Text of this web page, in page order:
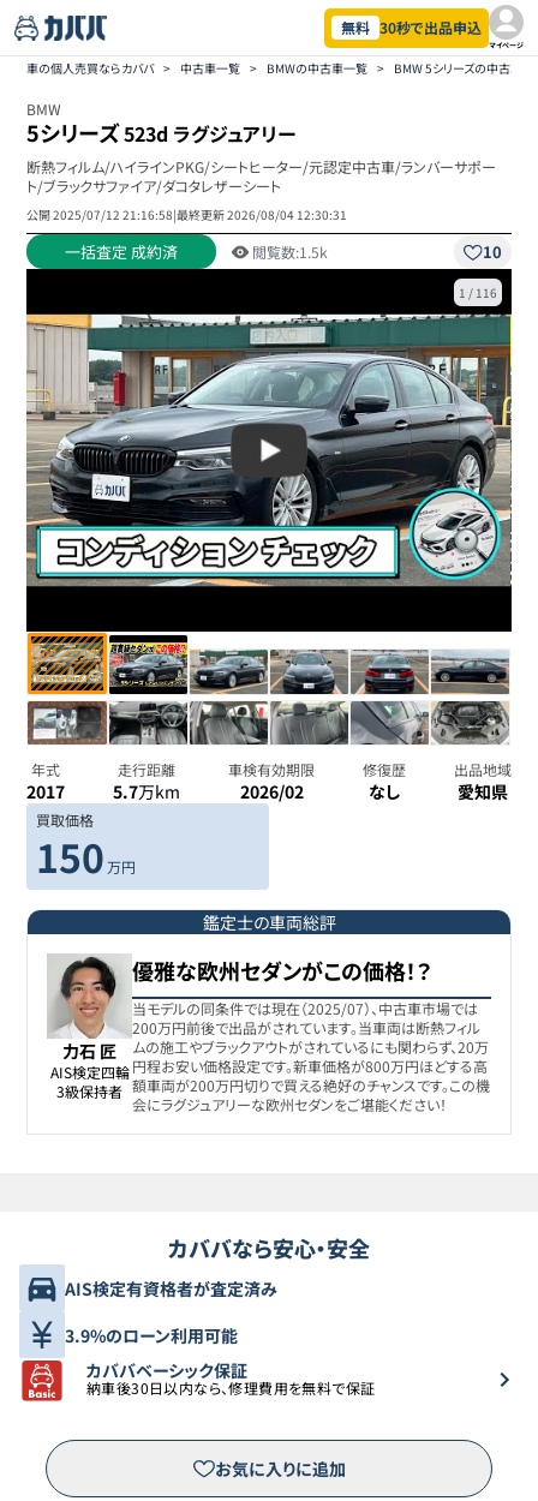
無料 30秒で出品申込
マイページ
車の個人売買ならカババ > 中古車一覧 > BMWの中古車一覧 > BMW 5シリーズの中古車
BMW
5シリーズ523d ラグジュアリー
断熱フィルム/ハイラインPKG/シートヒーター/元認定中古車/ランバーサポー
ト/ブラックサファイア/ダコタレザーシート
公開2025/07/12 21:16:58|最終更新2026/08/04 12:30:31
一括査定 成約済 閲覧数:1.5k 10
1 / 116
年式
2017
走行距離
5.7万km
車検有効期限
2026/02
修復歴
なし
出品地域
愛知県
買取価格
150 万円
鑑定士の車両総評
力石 匠
AIS検定四輪
3級保持者
優雅な欧州セダンがこの価格！？
当モデルの同条件では現在（2025/07）、中古車市場では
200万円前後で出品がされています。当車両は断熱フィル
ムの施工やブラックアウトがされているにも関わらず、20万
円程お安い価格設定です。新車価格が800万円ほどする高
額車両が200万円切りで買える絶好のチャンスです。この機
会にラグジュアリーな欧州セダンをご堪能ください！
カババなら安心・安全
AIS検定有資格者が査定済み
3.9%のローン利用可能
カババベーシック保証
納車後30日以内なら、修理費用を無料で保証
お気に入りに追加